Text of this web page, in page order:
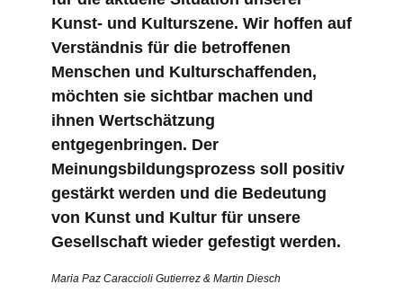
Kunst- und Kulturszene. Wir hoffen auf
Verständnis für die betroffenen
Menschen und Kulturschaffenden,
möchten sie sichtbar machen und
ihnen Wertschätzung
entgegenbringen. Der
Meinungsbildungsprozess soll positiv
gestärkt werden und die Bedeutung
von Kunst und Kultur für unsere
Gesellschaft wieder gefestigt werden.
Maria Paz Caraccioli Gutierrez & Martin Diesch